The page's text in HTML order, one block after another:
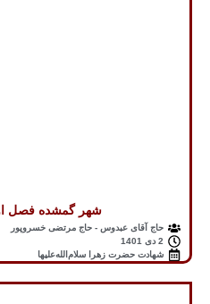
شهر گمشده فصل
حاج آقای عبدوس - حاج مرتضی خسروپور
2 دی 1401
شهادت حضرت زهرا سلام‌الله‌علیها